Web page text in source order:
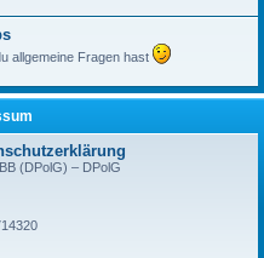
allgemeine Fragen hast
(DPolG) – DPolG